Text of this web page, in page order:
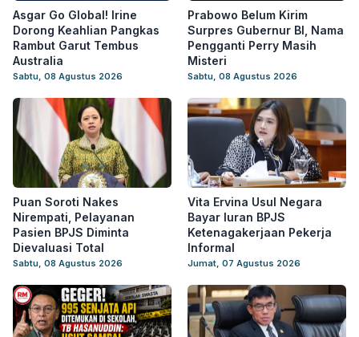
Asgar Go Global! Irine
Dorong Keahlian Pangkas
Rambut Garut Tembus
Australia
Sabtu, 08 Agustus 2026
Prabowo Belum Kirim
Surpres Gubernur BI, Nama
Pengganti Perry Masih
Misteri
Sabtu, 08 Agustus 2026
Puan Soroti Nakes
Nirempati, Pelayanan
Pasien BPJS Diminta
Dievaluasi Total
Sabtu, 08 Agustus 2026
Vita Ervina Usul Negara
Bayar Iuran BPJS
Ketenagakerjaan Pekerja
Informal
Jumat, 07 Agustus 2026